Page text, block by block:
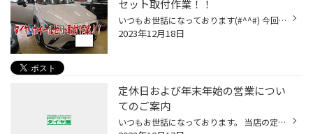
セット取付作業！！
いつもお世話になっております(#^^#) 今回はマツダ ＣＸ－3のタイヤホイールセット取付作業の様子をご紹介します！！ まずは夏タイヤを外して取り付け部分の清掃などの準備をしていきます。 その後空気圧を調整した冬タイヤをお車へ取り付けていきます！ 今回取りつけるのはこちらのセットです！ 21...
2023年12月18日
定休日および年末年始の営業につい
てのご案内
いつもお世話になっております。 当店の定休日および年末年始の営業についてのご案内です。 １２月２０日（水）は定休日で休業させていただきます。 年末年始は１２月２７日（水）から１月４日（木）まで休業とさせて頂きます。 皆さまにはご迷惑をお掛け致しますが、何卒ご了承のほどお願いいたし...